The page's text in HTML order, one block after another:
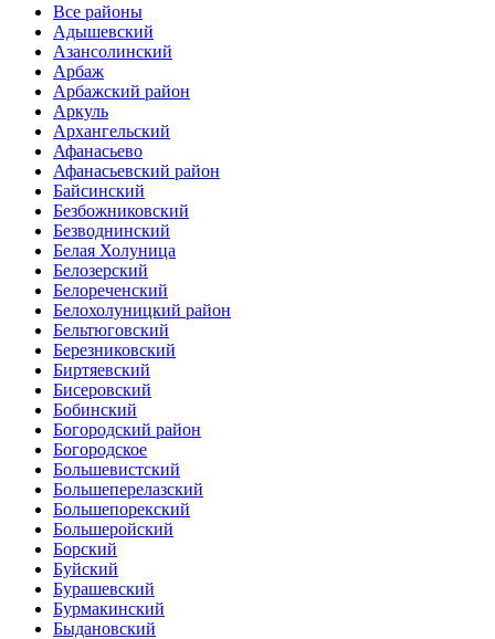
Все районы
Адышевский
Азансолинский
Арбаж
Арбажский район
Аркуль
Архангельский
Афанасьево
Афанасьевский район
Байсинский
Безбожниковский
Безводнинский
Белая Холуница
Белозерский
Белореченский
Белохолуницкий район
Бельтюговский
Березниковский
Биртяевский
Бисеровский
Бобинский
Богородский район
Богородское
Большевистский
Большеперелазский
Большепорекский
Большеройский
Борский
Буйский
Бурашевский
Бурмакинский
Быдановский